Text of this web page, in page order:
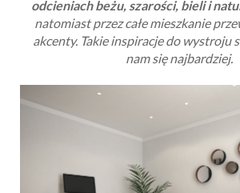
odcieniach beżu, szarości, bieli i
natomiast przez całe mieszkanie
akcenty. Takie inspiracje do wystroju
nam się najbardziej.